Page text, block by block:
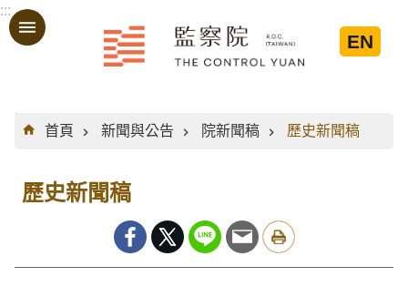
跳到主要內容區塊
:::
EN
:::
首頁
新聞與公告 院新聞稿 歷史新聞稿
歷史新聞稿